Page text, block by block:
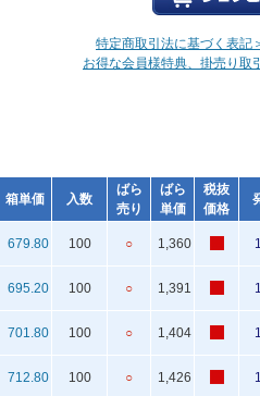
特定商取引法に基づく表記
お得な会員様特典、掛売り取
箱単価 入数
ばら
売り
ばら
単価
税抜
価格
679.80 100 ○ 1,360
695.20 100 ○ 1,391
701.80 100 ○ 1,404
712.80 100 ○ 1,426